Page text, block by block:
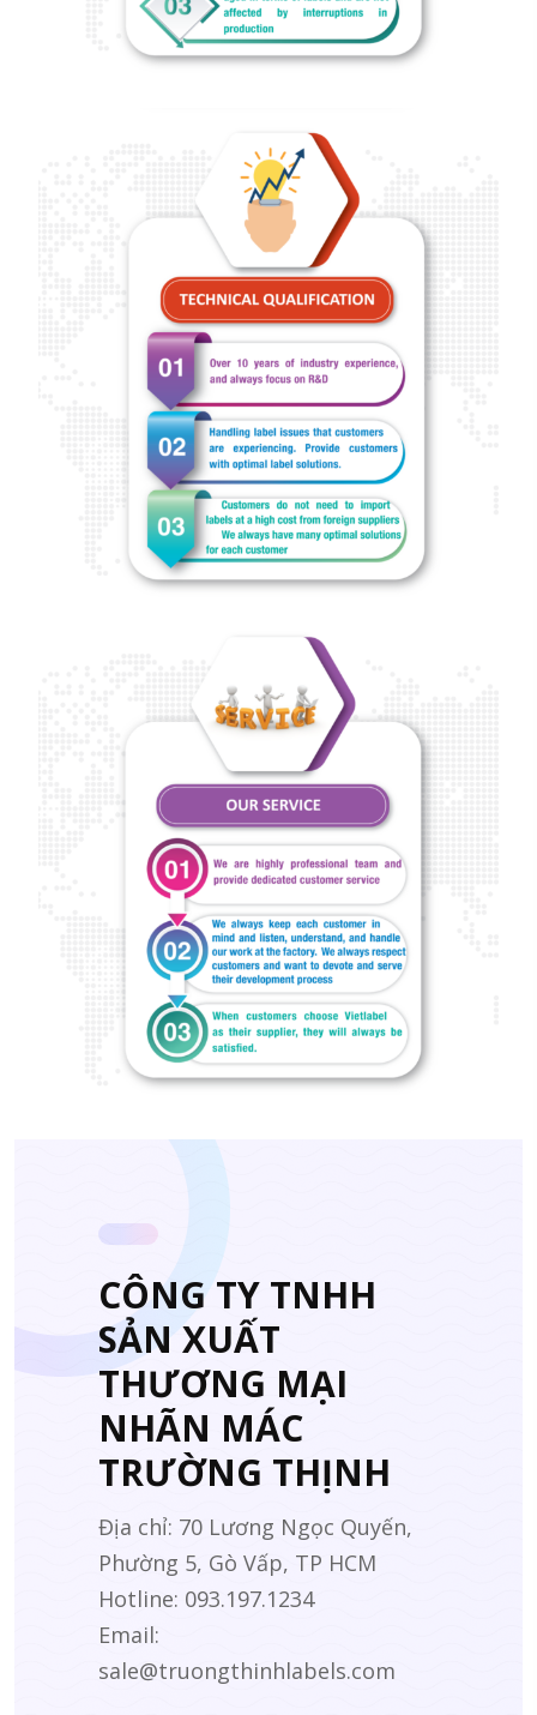
CÔNG TY TNHH
SẢN XUẤT
THƯƠNG MẠI
NHÃN MÁC
TRƯỜNG THỊNH
Địa chỉ: 70 Lương Ngọc Quyến,
Phường 5, Gò Vấp, TP HCM
Hotline: 093.197.1234
Email:
sale@truongthinhlabels.com